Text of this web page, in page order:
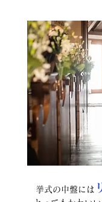
挙式の中盤には